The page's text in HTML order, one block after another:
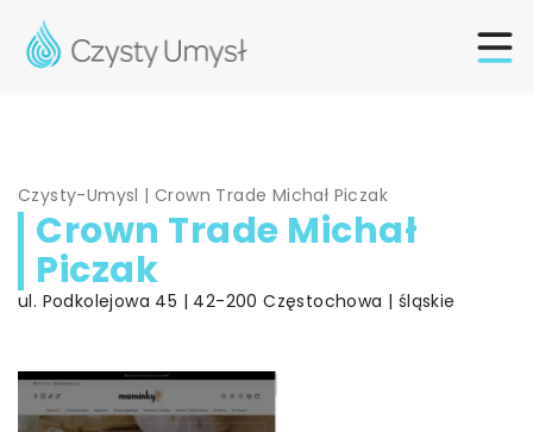
Czysty-Umysl |Crown Trade Michał Piczak
Crown Trade Michał
Piczak
ul. Podkolejowa 45 | 42-200 Częstochowa | śląskie